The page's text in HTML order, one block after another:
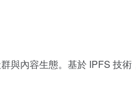
與內容生態。基於 IPFS 技